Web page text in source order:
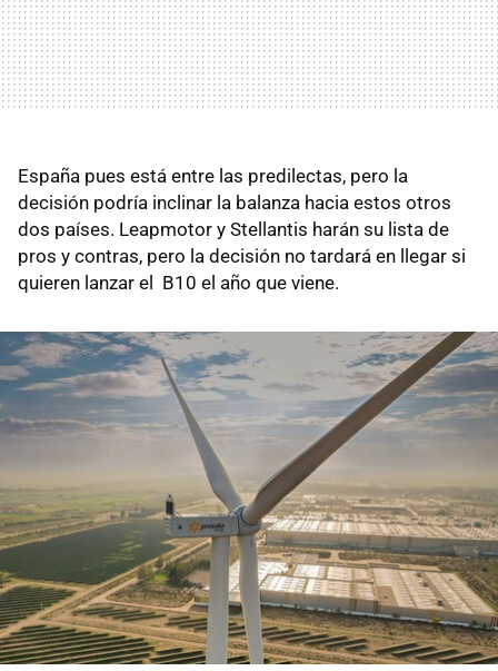
España pues está entre las predilectas, pero la
decisión podría inclinar la balanza hacia estos otros
dos países. Leapmotor y Stellantis harán su lista de
pros y contras, pero la decisión no tardará en llegar si
quieren lanzar el B10 el año que viene.